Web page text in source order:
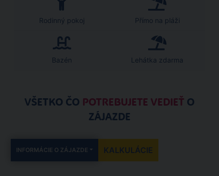
Rodinný pokoj Přímo na pláži
Bazén Lehátka zdarma
VŠETKO ČO POTREBUJETE VEDIEŤ O
ZÁJAZDE
INFORMÁCIE O ZÁJAZDE KALKULÁCIE